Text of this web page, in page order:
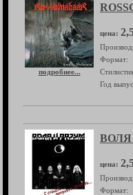
подробнее...
цена:
Формат:
Год
ВОЛЯ
цена:
Формат: